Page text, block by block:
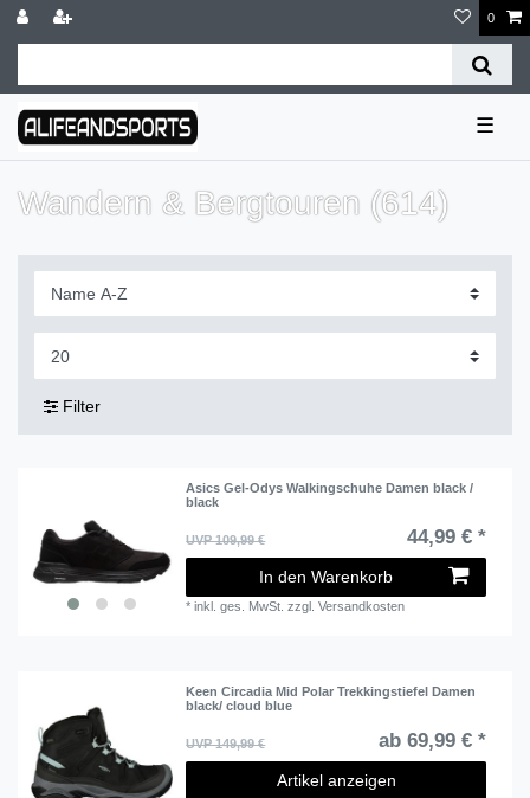
0
☰
Wandern & Bergtouren (614)
Filter
Asics Gel-Odys Walkingschuhe Damen black /
black
UVP 109,99 € 44,99 € *
In den Warenkorb
*inkl. ges. MwSt. zzgl.Versandkosten
Keen Circadia Mid Polar Trekkingstiefel Damen
black/ cloud blue
UVP 149,99 € ab 69,99 € *
Artikel anzeigen